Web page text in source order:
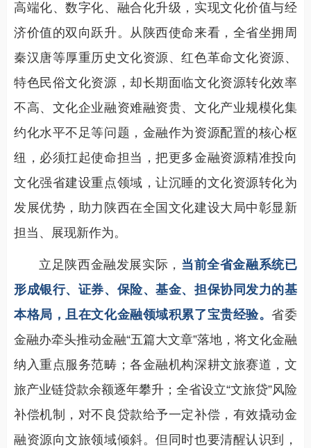
高端化、数字化、融合化升级，实现文化价值与经
济价值的双向跃升。从陕西使命来看，全省坐拥周
秦汉唐等厚重历史文化资源、红色革命文化资源、
特色民俗文化资源，却长期面临文化资源转化效率
不高、文化企业融资难融资贵、文化产业规模化集
约化水平不足等问题，金融作为资源配置的核心枢
纽，必须扛起使命担当，把更多金融资源精准投向
文化强省建设重点领域，让沉睡的文化资源转化为
发展优势，助力陕西在全国文化建设大局中彰显新
担当、展现新作为。
立足陕西金融发展实际， 当前全省金融系统已
形成银行、证券、保险、基金、担保协同发力的基
本格局，且在文化金融领域积累了宝贵经验。省委
金融办牵头推动金融“五篇大文章”落地，将文化金融
纳入重点服务范畴；各金融机构深耕文旅赛道，文
旅产业链贷款余额逐年攀升；全省设立“文旅贷”风险
补偿机制，对不良贷款给予一定补偿，有效撬动金
融资源向文旅领域倾斜。但同时也要清醒认识到，